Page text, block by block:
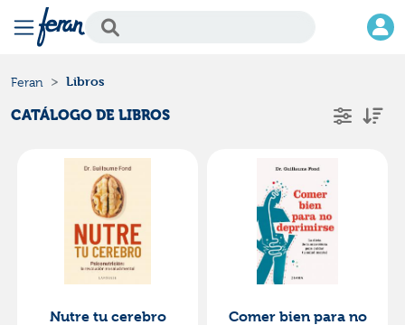
Feran Libros
CATÁLOGO DE LIBROS
Nutre tu cerebro
Comer bien para no